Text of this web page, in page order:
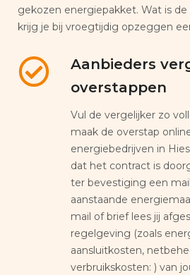
gekozen energiepakket. Wat is
krijg je bij vroegtijdig opzeggen
Aanbieders
overstappen
Vul de vergelijker zo
maak de overstap
energiebedrijven in
dat het contract is
ter bevestiging een
aanstaande
mail of brief lees jij
regelgeving (zoals
aansluitkosten,
verbruikskosten: ) van